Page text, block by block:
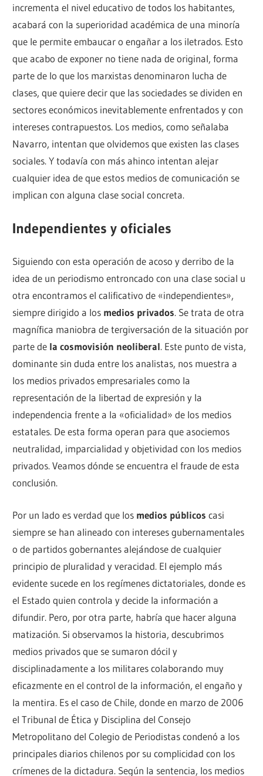
incrementa el nivel educativo de todos los habitantes,
acabará con la superioridad académica de una minoría
que le permite embaucar o engañar a los iletrados. Esto
que acabo de exponer no tiene nada de original, forma
parte de lo que los marxistas denominaron lucha de
clases, que quiere decir que las sociedades se dividen en
sectores económicos inevitablemente enfrentados y con
intereses contrapuestos. Los medios, como señalaba
Navarro, intentan que olvidemos que existen las clases
sociales. Y todavía con más ahinco intentan alejar
cualquier idea de que estos medios de comunicación se
implican con alguna clase social concreta.
Independientes y oficiales
Siguiendo con esta operación de acoso y derribo de la
idea de un periodismo entroncado con una clase social u
otra encontramos el calificativo de «independientes»,
siempre dirigido a los medios privados. Se trata de otra
magnífica maniobra de tergiversación de la situación por
parte de la cosmovisión neoliberal. Este punto de vista,
dominante sin duda entre los analistas, nos muestra a
los medios privados empresariales como la
representación de la libertad de expresión y la
independencia frente a la «oficialidad» de los medios
estatales. De esta forma operan para que asociemos
neutralidad, imparcialidad y objetividad con los medios
privados. Veamos dónde se encuentra el fraude de esta
conclusión.
Por un lado es verdad que los medios públicos casi
siempre se han alineado con intereses gubernamentales
o de partidos gobernantes alejándose de cualquier
principio de pluralidad y veracidad. El ejemplo más
evidente sucede en los regímenes dictatoriales, donde es
el Estado quien controla y decide la información a
difundir. Pero, por otra parte, habría que hacer alguna
matización. Si observamos la historia, descubrimos
medios privados que se sumaron dócil y
disciplinadamente a los militares colaborando muy
eficazmente en el control de la información, el engaño y
la mentira. Es el caso de Chile, donde en marzo de 2006
el Tribunal de Ética y Disciplina del Consejo
Metropolitano del Colegio de Periodistas condenó a los
principales diarios chilenos por su complicidad con los
crímenes de la dictadura. Según la sentencia, los medios